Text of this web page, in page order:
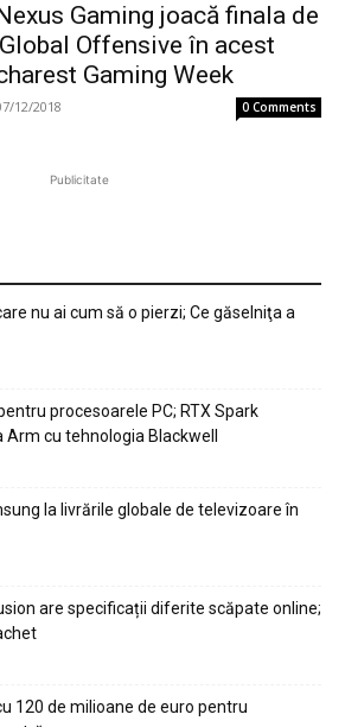
Gaming joacă finala de
Offensive în acest
Gaming Week
12/2018 0 Comments
Publicitate
nu ai cum să o pierzi; Ce găselniţa a
procesoarele PC; RTX Spark
cu tehnologia Blackwell
la livrările globale de televizoare în
are specificații diferite scăpate online;
120 de milioane de euro pentru